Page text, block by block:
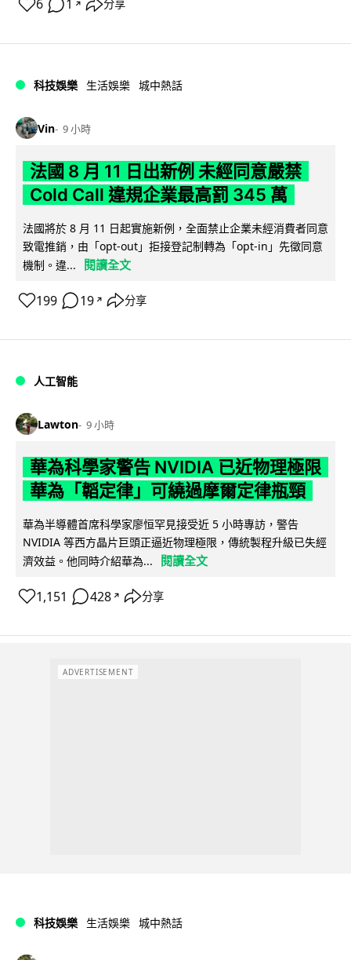
6 1 ↗ 分享
科技娛樂 生活娛樂 城中熱話
Vin 9 小時
法國 8 月 11 日出新例 未經同意嚴禁
Cold Call 違規企業最高罰 345 萬
法國將於 8 月 11 日起實施新例，全面禁止企業未經消費者同意
致電推銷，由「opt-out」拒接登記制轉為「opt-in」先徵同意
機制。違...
閱讀全文
199 19 ↗ 分享
人工智能
Lawton 9 小時
華為科學家警告 NVIDIA 已近物理極限
華為「韜定律」可繞過摩爾定律瓶頸
華為半導體首席科學家廖恒罕見接受近 5 小時專訪，警告
NVIDIA 等西方晶片巨頭正逼近物理極限，傳統製程升級已失經
濟效益。他同時介紹華為...
閱讀全文
1,151 428 ↗ 分享
ADVERTISEMENT
科技娛樂 生活娛樂 城中熱話